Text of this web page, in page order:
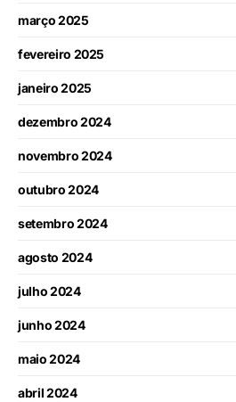
março 2025
fevereiro 2025
janeiro 2025
dezembro 2024
novembro 2024
outubro 2024
setembro 2024
agosto 2024
julho 2024
junho 2024
maio 2024
abril 2024